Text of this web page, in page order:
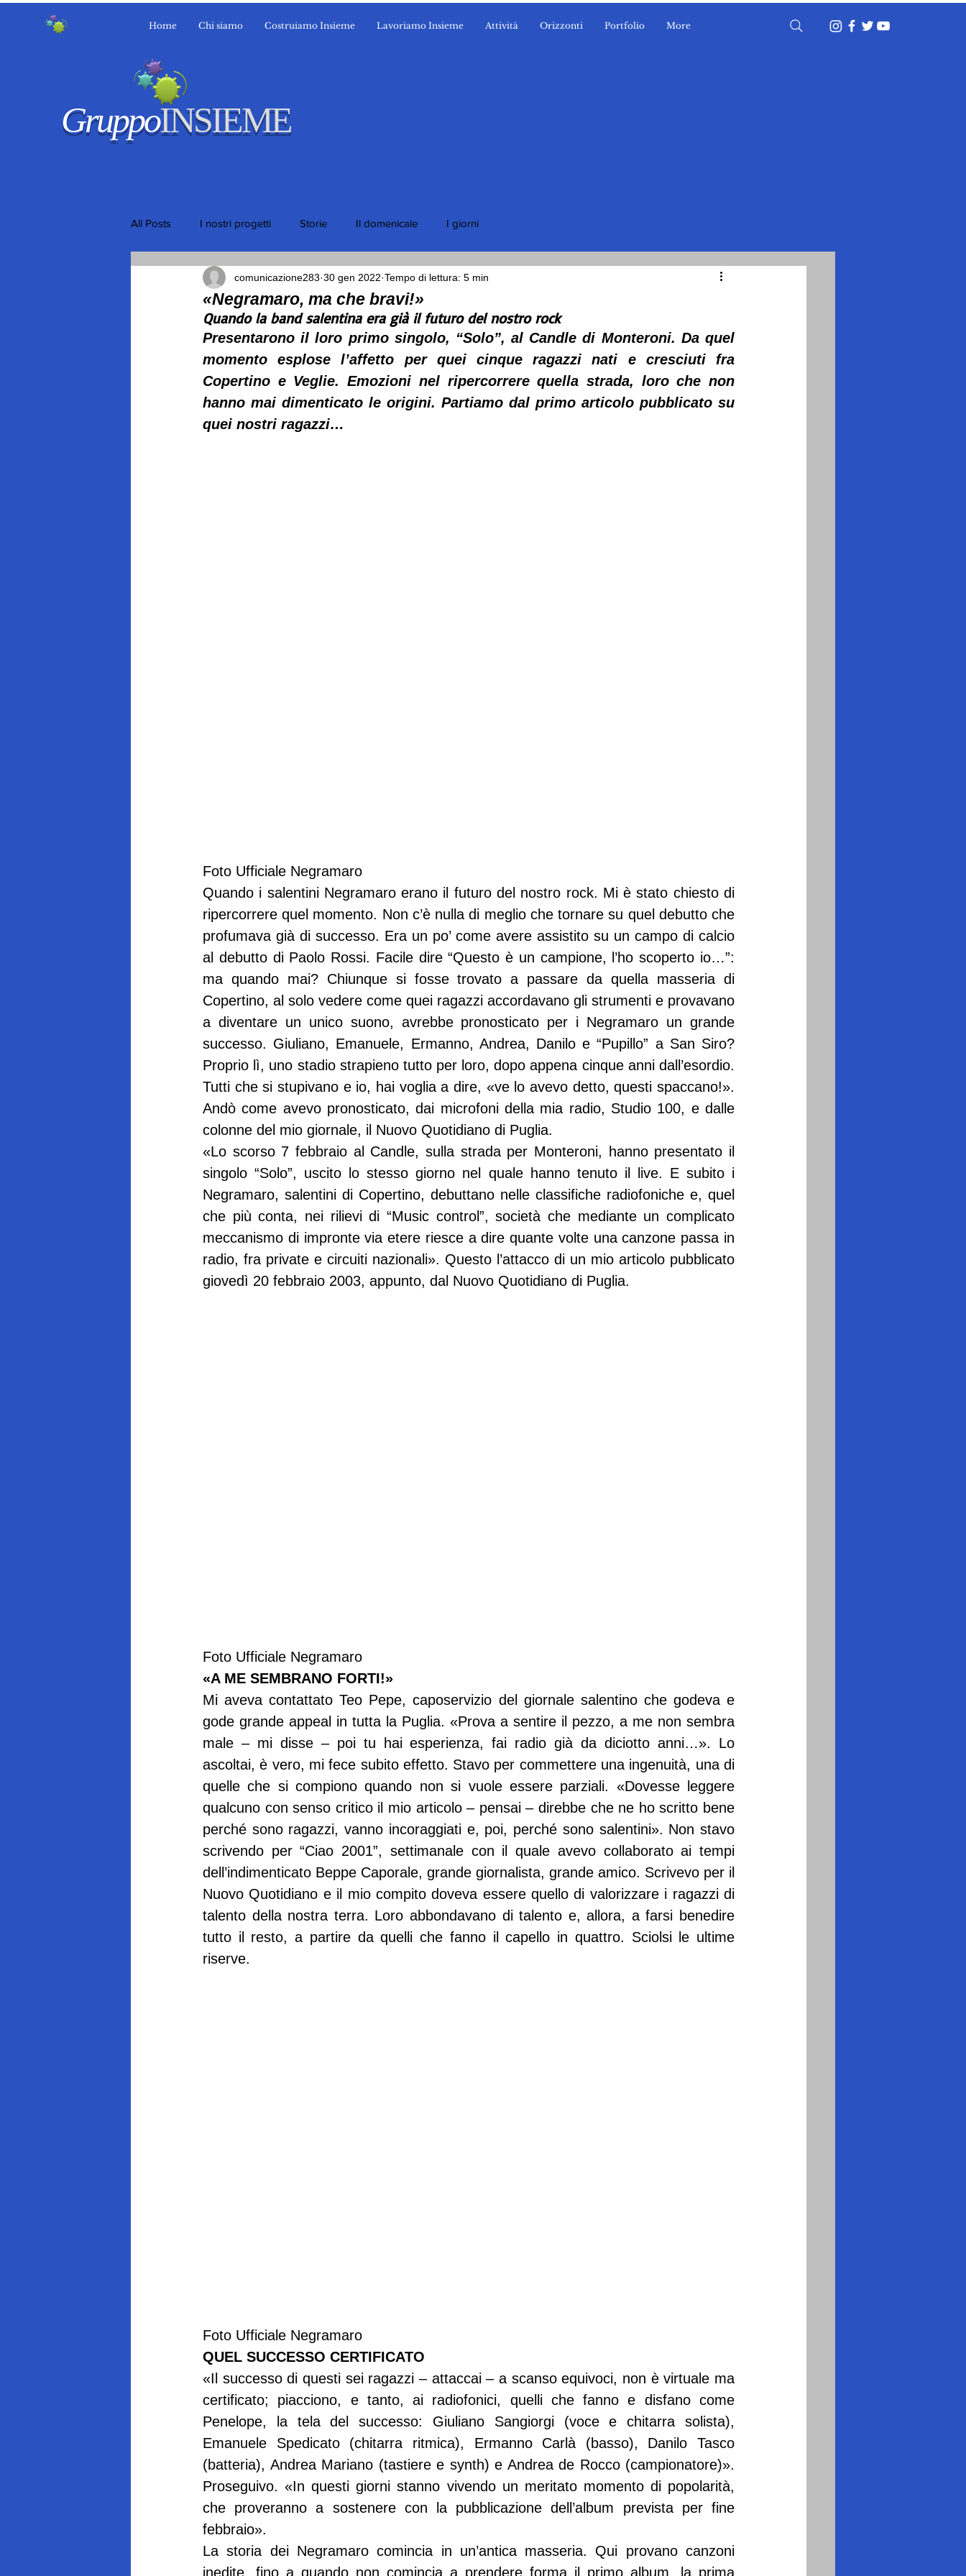
GruppoINSIEME
Home Chi siamo Costruiamo Insieme Lavoriamo Insieme Attività Orizzonti Portfolio More
All Posts I nostri progetti Storie Il domenicale I giorni
«Negramaro, ma che bravi!»
comunicazione283 30 gen 2022 Tempo di lettura: 5 min
Quando la band salentina era già il futuro del nostro rock
Presentarono il loro primo singolo, “Solo”, al Candle di Monteroni. Da quel
momento esplose l’affetto per quei cinque ragazzi nati e cresciuti fra
Copertino e Veglie. Emozioni nel ripercorrere quella strada, loro che non
hanno mai dimenticato le origini. Partiamo dal primo articolo pubblicato su
quei nostri ragazzi…
Foto Ufficiale Negramaro
Quando i salentini Negramaro erano il futuro del nostro rock. Mi è stato chiesto di
ripercorrere quel momento. Non c’è nulla di meglio che tornare su quel debutto che
profumava già di successo. Era un po’ come avere assistito su un campo di calcio
al debutto di Paolo Rossi. Facile dire “Questo è un campione, l’ho scoperto io…”:
ma quando mai? Chiunque si fosse trovato a passare da quella masseria di
Copertino, al solo vedere come quei ragazzi accordavano gli strumenti e provavano
a diventare un unico suono, avrebbe pronosticato per i Negramaro un grande
successo. Giuliano, Emanuele, Ermanno, Andrea, Danilo e “Pupillo” a San Siro?
Proprio lì, uno stadio strapieno tutto per loro, dopo appena cinque anni dall’esordio.
Tutti che si stupivano e io, hai voglia a dire, «ve lo avevo detto, questi spaccano!».
Andò come avevo pronosticato, dai microfoni della mia radio, Studio 100, e dalle
colonne del mio giornale, il Nuovo Quotidiano di Puglia.
«Lo scorso 7 febbraio al Candle, sulla strada per Monteroni, hanno presentato il
singolo “Solo”, uscito lo stesso giorno nel quale hanno tenuto il live. E subito i
Negramaro, salentini di Copertino, debuttano nelle classifiche radiofoniche e, quel
che più conta, nei rilievi di “Music control”, società che mediante un complicato
meccanismo di impronte via etere riesce a dire quante volte una canzone passa in
radio, fra private e circuiti nazionali». Questo l’attacco di un mio articolo pubblicato
giovedì 20 febbraio 2003, appunto, dal Nuovo Quotidiano di Puglia.
Foto Ufficiale Negramaro
«A ME SEMBRANO FORTI!»
Mi aveva contattato Teo Pepe, caposervizio del giornale salentino che godeva e
gode grande appeal in tutta la Puglia. «Prova a sentire il pezzo, a me non sembra
male – mi disse – poi tu hai esperienza, fai radio già da diciotto anni…». Lo
ascoltai, è vero, mi fece subito effetto. Stavo per commettere una ingenuità, una di
quelle che si compiono quando non si vuole essere parziali. «Dovesse leggere
qualcuno con senso critico il mio articolo – pensai – direbbe che ne ho scritto bene
perché sono ragazzi, vanno incoraggiati e, poi, perché sono salentini». Non stavo
scrivendo per “Ciao 2001”, settimanale con il quale avevo collaborato ai tempi
dell’indimenticato Beppe Caporale, grande giornalista, grande amico. Scrivevo per il
Nuovo Quotidiano e il mio compito doveva essere quello di valorizzare i ragazzi di
talento della nostra terra. Loro abbondavano di talento e, allora, a farsi benedire
tutto il resto, a partire da quelli che fanno il capello in quattro. Sciolsi le ultime
riserve.
Foto Ufficiale Negramaro
QUEL SUCCESSO CERTIFICATO
«Il successo di questi sei ragazzi – attaccai – a scanso equivoci, non è virtuale ma
certificato; piacciono, e tanto, ai radiofonici, quelli che fanno e disfano come
Penelope, la tela del successo: Giuliano Sangiorgi (voce e chitarra solista),
Emanuele Spedicato (chitarra ritmica), Ermanno Carlà (basso), Danilo Tasco
(batteria), Andrea Mariano (tastiere e synth) e Andrea de Rocco (campionatore)».
Proseguivo. «In questi giorni stanno vivendo un meritato momento di popolarità,
che proveranno a sostenere con la pubblicazione dell’album prevista per fine
febbraio».
La storia dei Negramaro comincia in un’antica masseria. Qui provano canzoni
inedite, fino a quando non comincia a prendere forma il primo album, la prima